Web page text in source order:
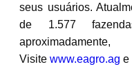
seus usuários.
de 1.577
Visite www.eagro.ag e